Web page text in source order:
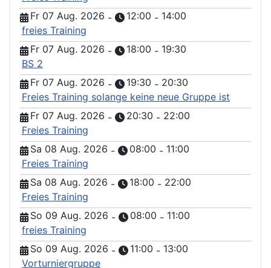
Fr 07 Aug. 2026 - 12:00 - 14:00
freies Training
Fr 07 Aug. 2026 - 18:00 - 19:30
BS 2
Fr 07 Aug. 2026 - 19:30 - 20:30
Freies Training solange keine neue Gruppe ist
Fr 07 Aug. 2026 - 20:30 - 22:00
Freies Training
Sa 08 Aug. 2026 - 08:00 - 11:00
Freies Training
Sa 08 Aug. 2026 - 18:00 - 22:00
Freies Training
So 09 Aug. 2026 - 08:00 - 11:00
freies Training
So 09 Aug. 2026 - 11:00 - 13:00
Vorturniergruppe